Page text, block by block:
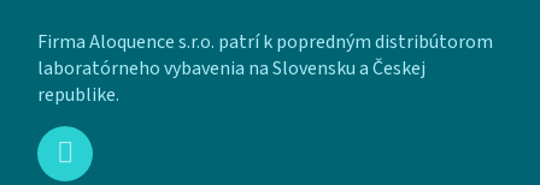
Firma Aloquence s.r.o. patrí k popredným distribútorom
laboratórneho vybavenia na Slovensku a Českej
republike.